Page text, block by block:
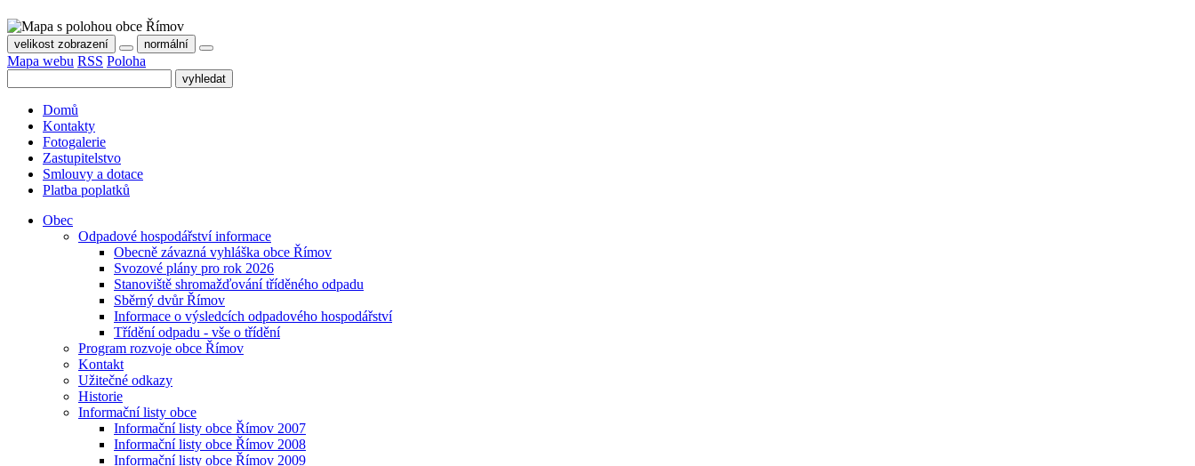
velikost zobrazení normální
Mapa webu RSS Poloha
Domů
Kontakty
Fotogalerie
Zastupitelstvo
Smlouvy a dotace
Platba poplatků
Obec
Odpadové hospodářství informace
Obecně závazná vyhláška obce Římov
Svozové plány pro rok 2026
Stanoviště shromažďování tříděného odpadu
Sběrný dvůr Římov
Informace o výsledcích odpadového hospodářství
Třídění odpadu - vše o třídění
Program rozvoje obce Římov
Kontakt
Užitečné odkazy
Historie
Informační listy obce
Informační listy obce Římov 2007
Informační listy obce Římov 2008
Informační listy obce Římov 2009